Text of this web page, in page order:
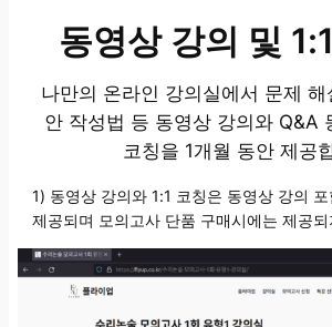
동영상 강의 및
나만의 온라인 강의실에서 문제
안 작성법 등 동영상 강의와 Q&A
코칭을 1개월 동안 제공
1) 동영상 강의와 1:1 코칭은 동영상 강의
제공되며 모의고사 단품 구매시에는 제공